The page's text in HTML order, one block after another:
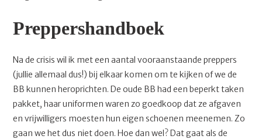
Preppershandboek
Na de crisis wil ik met een aantal vooraanstaande preppers
(jullie allemaal dus!) bij elkaar komen om te kijken of we de
BB kunnen heroprichten. De oude BB had een beperkt taken
pakket, haar uniformen waren zo goedkoop dat ze afgaven
en vrijwilligers moesten hun eigen schoenen meenemen. Zo
gaan we het dus niet doen. Hoe dan wel? Dat gaat als de